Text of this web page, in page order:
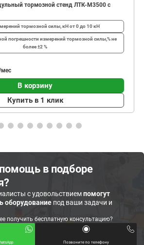
тормозной стенд ЛТК-М3500 с
тормозной силы, кНот 0 до 10 кН
погрешности измерений тормозной силы,%не
более ±2 %
мес
В корзину
Купить в 1 клик
в подборе
с удовольствиемпомогут
оборудование под ваши задачи и
получить бесплатную консультацию?
Позвоните по телефону